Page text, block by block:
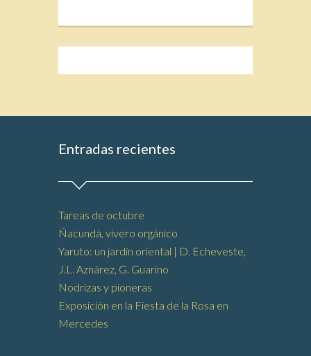
Entradas recientes
Tareas de octubre
Ñacundá, vivero orgánico
Yaruto: un jardín oriental | D. Echeveste,
J.L. Aznárez, G. Guarino
Nodrizas y pioneras
Exposición en la Fiesta de la Rosa en
Mercedes